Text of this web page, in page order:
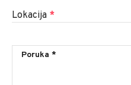
Lokacija *